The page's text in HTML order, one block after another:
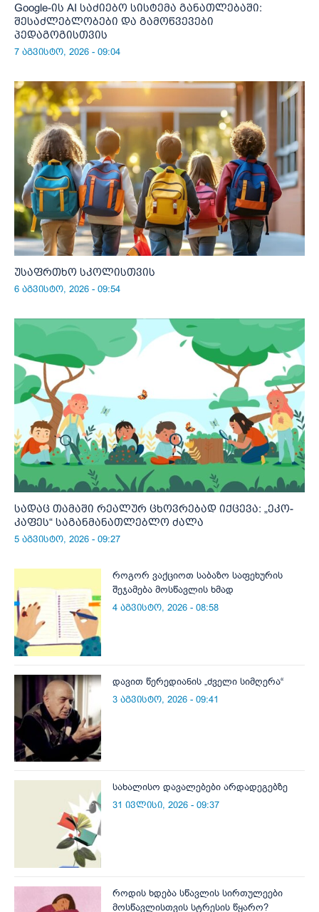
Google-ის AI საძიებო სისტემა განათლებაში:
შესაძლებლობები და გამოწვევები
პედაგოგისთვის
7 აგვისტო, 2026 - 09:04
უსაფრთხო სკოლისთვის
6 აგვისტო, 2026 - 09:54
სადაც თამაში რეალურ ცხოვრებად იქცევა: „ეკო-
კაფეს“ საგანმანათლებლო ძალა
5 აგვისტო, 2026 - 09:27
როგორ ვაქციოთ საბაზო საფეხურის
შეჯამება მოსწავლის ხმად
4 აგვისტო, 2026 - 08:58
დავით წერედიანის „ძველი სიმღერა“
3 აგვისტო, 2026 - 09:41
სახალისო დავალებები არდადეგებზე
31 ივლისი, 2026 - 09:37
როდის ხდება სწავლის სირთულეები
მოსწავლისთვის სტრესის წყარო?